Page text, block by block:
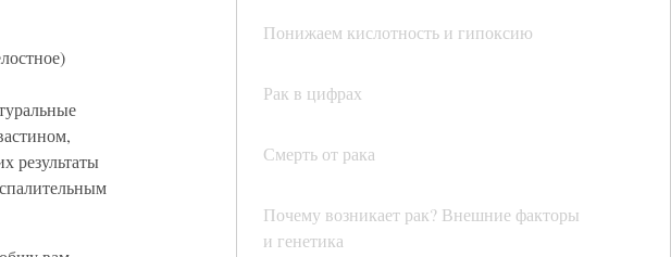
Понижаем кислотность и гипоксию
Рак в цифрах
Смерть от рака
Почему возникает рак? Внешние факторы
и генетика
результаты